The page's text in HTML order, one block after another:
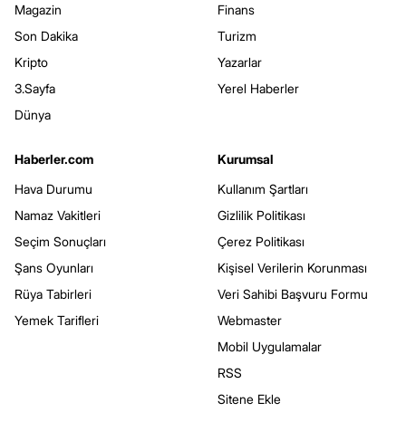
Magazin
Son Dakika
Kripto
3.Sayfa
Dünya
Finans
Turizm
Yazarlar
Yerel Haberler
Haberler.com
Hava Durumu
Namaz Vakitleri
Seçim Sonuçları
Şans Oyunları
Rüya Tabirleri
Yemek Tarifleri
Kurumsal
Kullanım Şartları
Gizlilik Politikası
Çerez Politikası
Kişisel Verilerin Korunması
Veri Sahibi Başvuru Formu
Webmaster
Mobil Uygulamalar
RSS
Sitene Ekle